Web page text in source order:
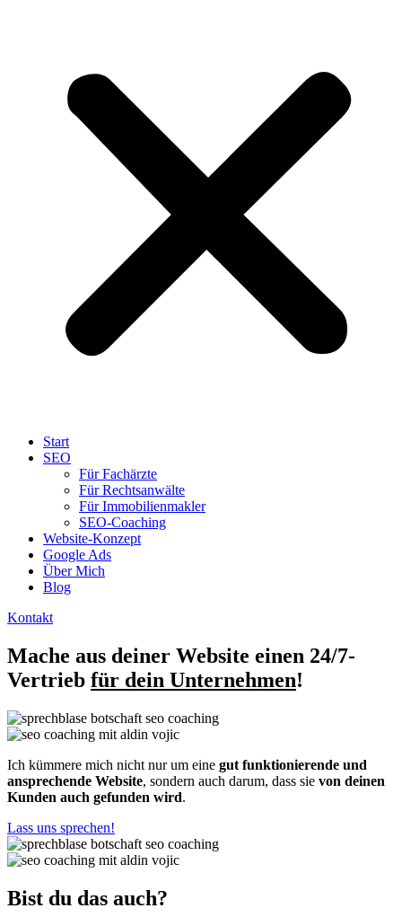
Start
SEO
Für Fachärzte
Für Rechtsanwälte
Für Immobilienmakler
SEO-Coaching
Website-Konzept
Google Ads
Über Mich
Blog
Kontakt
Mache aus deiner Website einen 24/7-
Vertrieb für dein Unternehmen!
Ich kümmere mich nicht nur um eine gut funktionierende und
ansprechende Website, sondern auch darum, dass sie von deinen
Kunden auch gefunden wird.
Lass uns sprechen!
Bist du das auch?